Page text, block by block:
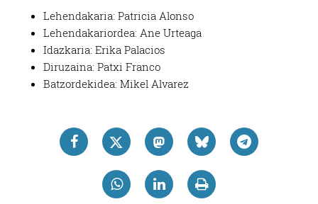
Lehendakaria: Patricia Alonso
Lehendakariordea: Ane Urteaga
Idazkaria: Erika Palacios
Diruzaina: Patxi Franco
Batzordekidea: Mikel Alvarez